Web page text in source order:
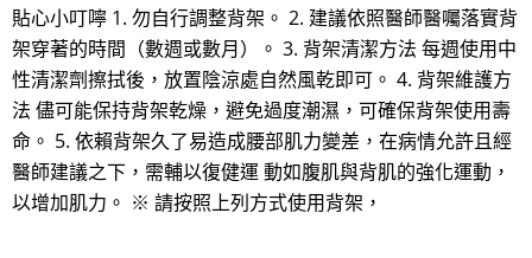
貼心小叮嚀 1. 勿自行調整背架。 2. 建議依照醫師醫囑落實背
架穿著的時間（數週或數月）。 3. 背架清潔方法 每週使用中
性清潔劑擦拭後，放置陰涼處自然風乾即可。 4. 背架維護方
法 儘可能保持背架乾燥，避免過度潮濕，可確保背架使用壽
命。 5. 依賴背架久了易造成腰部肌力變差，在病情允許且經
醫師建議之下，需輔以復健運 動如腹肌與背肌的強化運動，
以增加肌力。 ※ 請按照上列方式使用背架，